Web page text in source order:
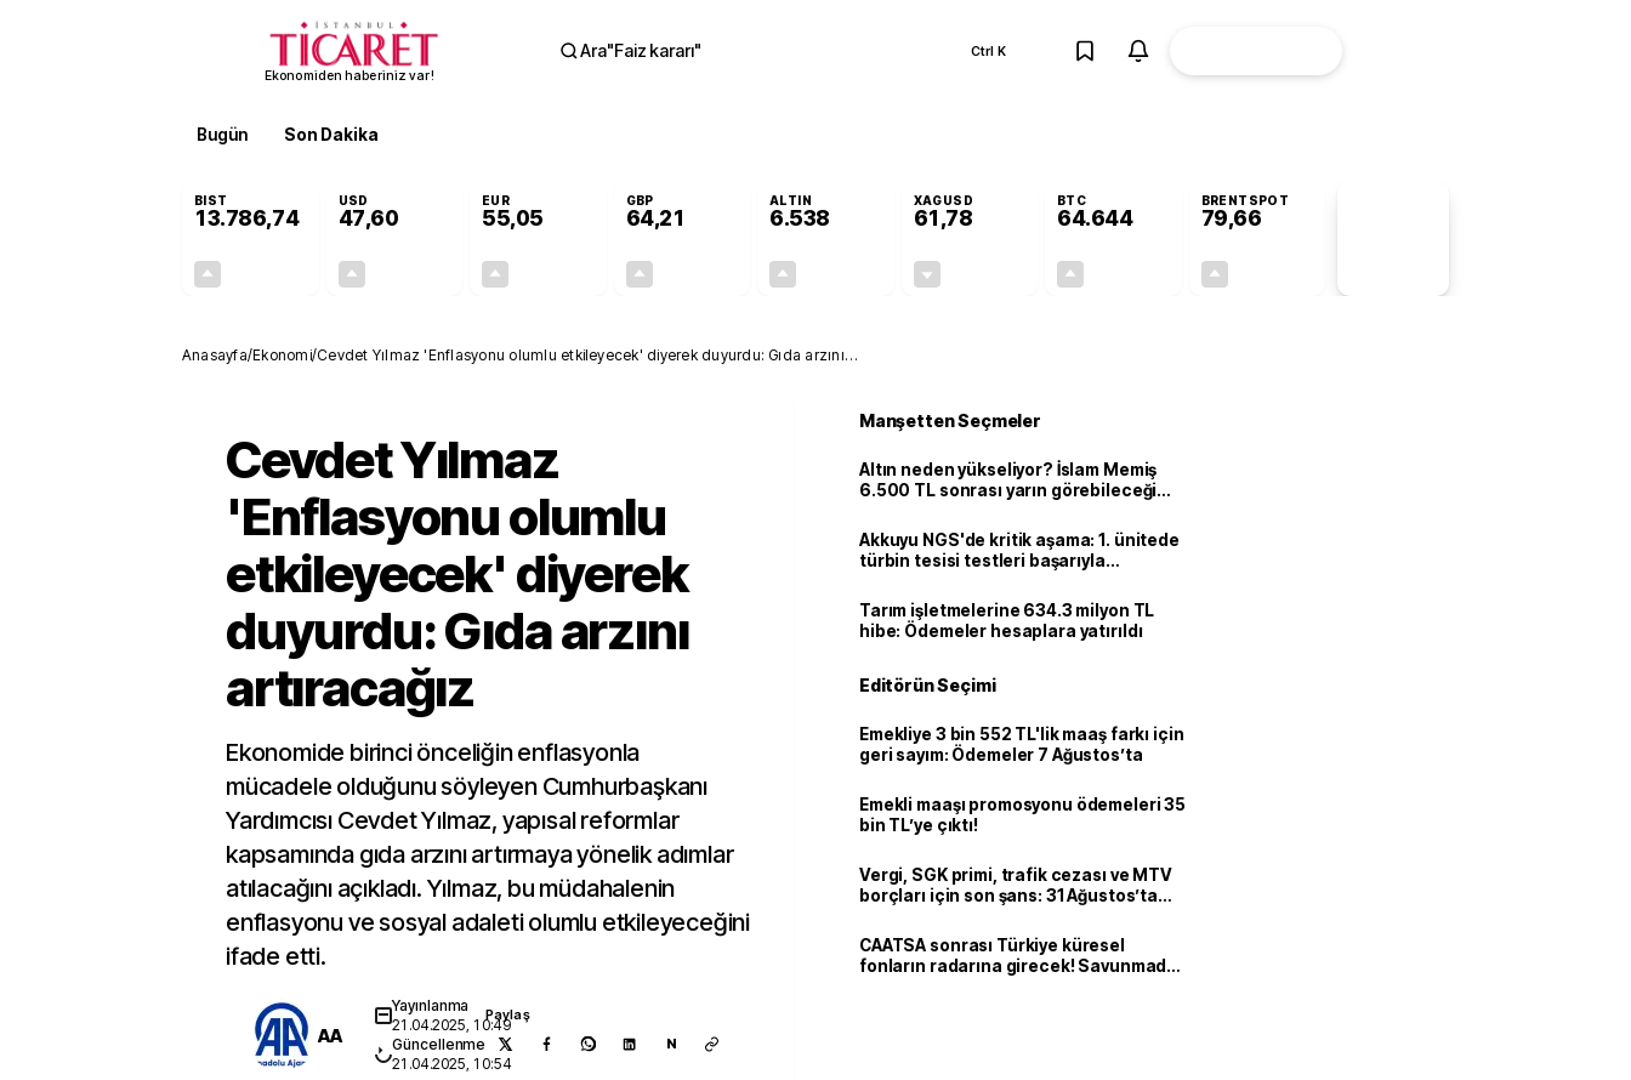
Ekonomiden haberiniz var!
Ara"Faiz kararı" Ctrl K
Bugün Son Dakika
BIST
13.786,74
USD
47,60
EUR
55,05
GBP
64,21
ALTIN
6.538
XAGUSD
61,78
BTC
64.644
BRENTSPOT
79,66
Anasayfa/Ekonomi/Cevdet Yılmaz 'Enflasyonu olumlu etkileyecek' diyerek duyurdu: Gıda arzını
Cevdet Yılmaz
'Enflasyonu olumlu
etkileyecek' diyerek
duyurdu: Gıda arzını
artıracağız
Ekonomide birinci önceliğin enflasyonla
mücadele olduğunu söyleyen Cumhurbaşkanı
Yardımcısı Cevdet Yılmaz, yapısal reformlar
kapsamında gıda arzını artırmaya yönelik adımlar
atılacağını açıkladı. Yılmaz, bu müdahalenin
enflasyonu ve sosyal adaleti olumlu etkileyeceğini
ifade etti.
AA
Yayınlanma
21.04.2025, 10:49
Güncellenme
21.04.2025, 10:54
Paylaş
N
Manşetten Seçmeler
Altın neden yükseliyor? İslam Memiş
6.500 TL sonrası yarın görebileceği
Akkuyu NGS'de kritik aşama: 1. ünitede
türbin tesisi testleri başarıyla
Tarım işletmelerine 634.3 milyon TL
hibe: Ödemeler hesaplara yatırıldı
Editörün Seçimi
Emekliye 3 bin 552 TL'lik maaş farkı için
geri sayım: Ödemeler 7 Ağustos’ta
Emekli maaşı promosyonu ödemeleri 35
bin TL’ye çıktı!
Vergi, SGK primi, trafik cezası ve MTV
borçları için son şans: 31 Ağustos’ta
CAATSA sonrası Türkiye küresel
fonların radarına girecek! Savunmadan